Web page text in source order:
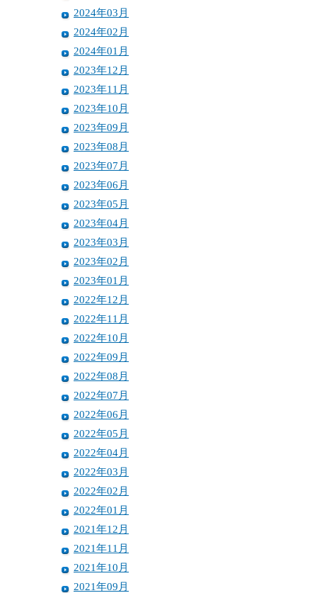
2024年03月
2024年02月
2024年01月
2023年12月
2023年11月
2023年10月
2023年09月
2023年08月
2023年07月
2023年06月
2023年05月
2023年04月
2023年03月
2023年02月
2023年01月
2022年12月
2022年11月
2022年10月
2022年09月
2022年08月
2022年07月
2022年06月
2022年05月
2022年04月
2022年03月
2022年02月
2022年01月
2021年12月
2021年11月
2021年10月
2021年09月